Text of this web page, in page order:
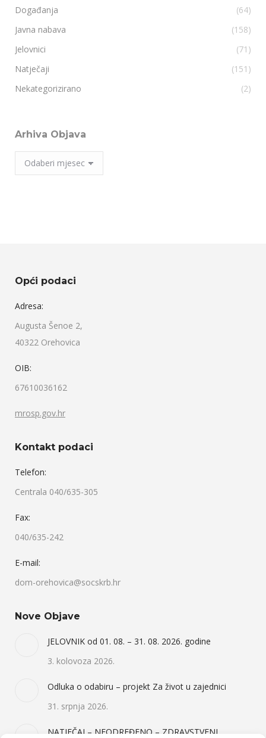
Događanja
(64)
Javna nabava
(158)
Jelovnici
(71)
Natječaji
(151)
Nekategorizirano
(2)
Arhiva Objava
Arhiva
Objava
Opći podaci
Adresa:
Augusta Šenoe 2,
40322 Orehovica
OIB:
67610036162
mrosp.gov.hr
Kontakt podaci
Telefon:
Centrala 040/635-305
Fax:
040/635-242
E-mail:
dom-orehovica@socskrb.hr
Nove Objave
JELOVNIK od 01. 08. – 31. 08. 2026. godine
3. kolovoza 2026.
Odluka o odabiru – projekt Za život u zajednici
31. srpnja 2026.
NATJEČAJ – NEODREĐENO – ZDRAVSTVENI